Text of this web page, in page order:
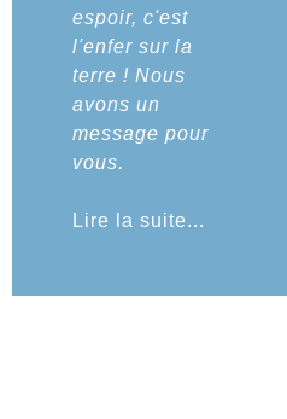
espoir, c'est
l'enfer sur la
terre ! Nous
avons un
message pour
vous.
Lire la suite...